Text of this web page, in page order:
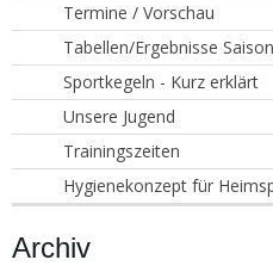
Termine / Vorschau
Tabellen/Ergebnisse
Sportkegeln - Kurz erklärt
Unsere Jugend
Trainingszeiten
Hygienekonzept für
Archiv